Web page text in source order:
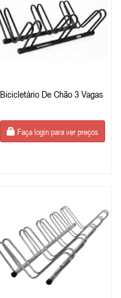
Bicicletário De Chão 3 Vagas
Faça login para ver preços